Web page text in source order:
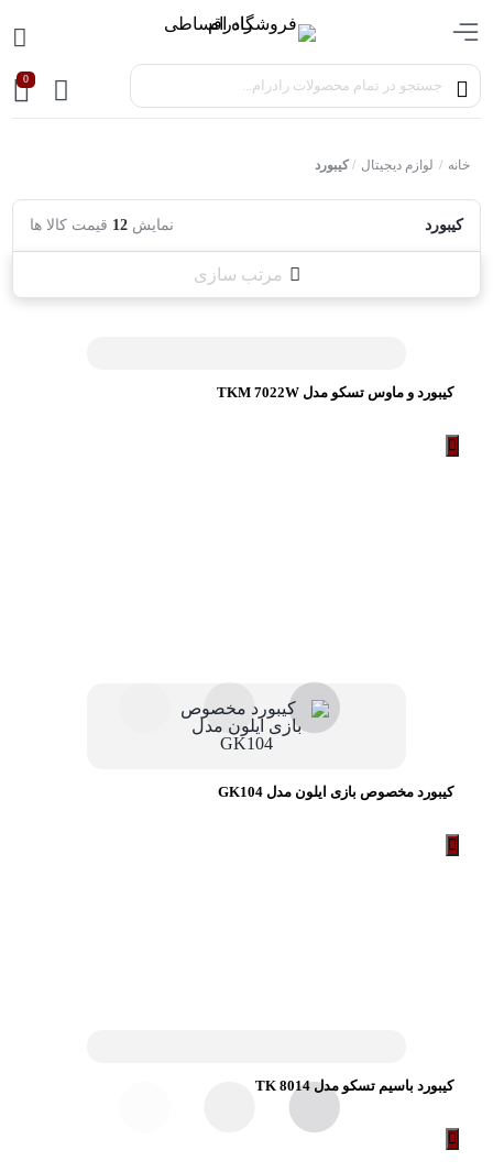
0
خانه / لوازم دیجیتال /کیبورد
کیبورد نمایش 12 قیمت کالا ها
مرتب سازی
کیبورد و ماوس تسکو مدل TKM 7022W
کیبورد مخصوص بازی ایلون مدل GK104
کیبورد باسیم تسکو مدل TK 8014